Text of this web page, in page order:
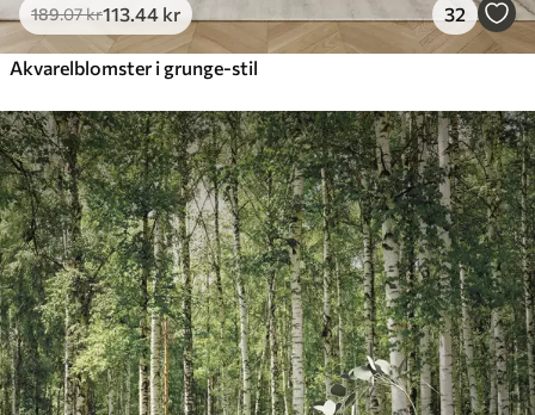
189.07kr113 .44 kr 32
Akvarelblomster i grunge-stil